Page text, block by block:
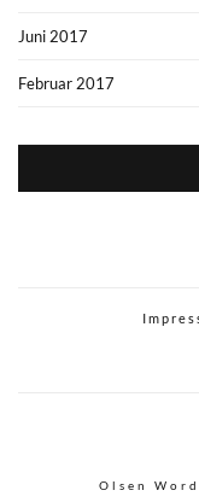
Juni 2017
Februar 2017
Olsen